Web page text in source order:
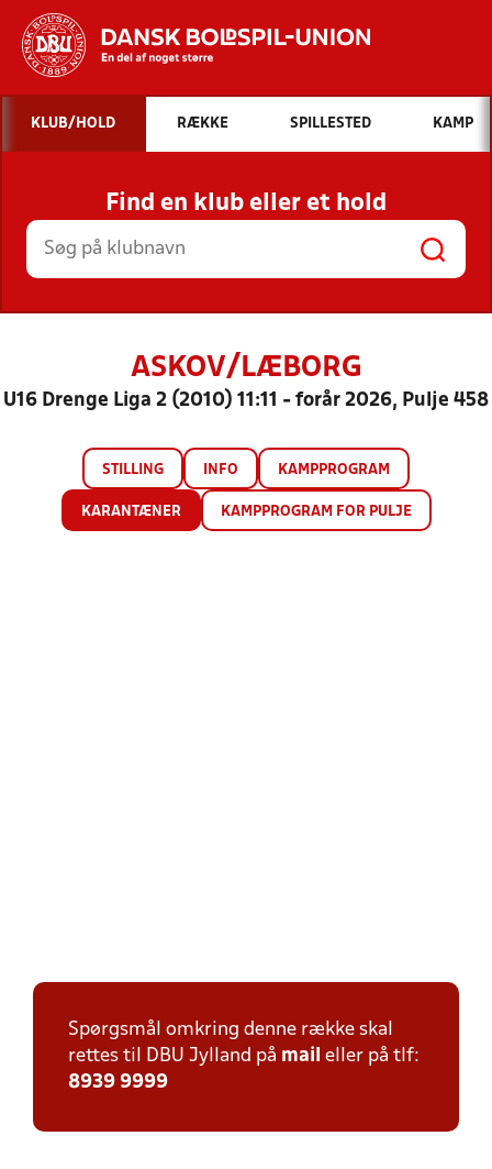
Hvad vil du søge efter?
INDHOLD OG NYHEDER
STILLINGER, RESULTATER, KLUBBER OG
HOLD
KLUB/HOLD RÆKKE SPILLESTED KAMP
Find en klub eller et hold
ASKOV/LÆBORG
U16 Drenge Liga 2 (2010) 11:11 - forår 2026, Pulje 458
STILLING INFO KAMPPROGRAM
KARANTÆNER KAMPPROGRAM FOR PULJE
Spørgsmål omkring denne række skal
rettes til DBU Jylland på mail eller på tlf:
8939 9999